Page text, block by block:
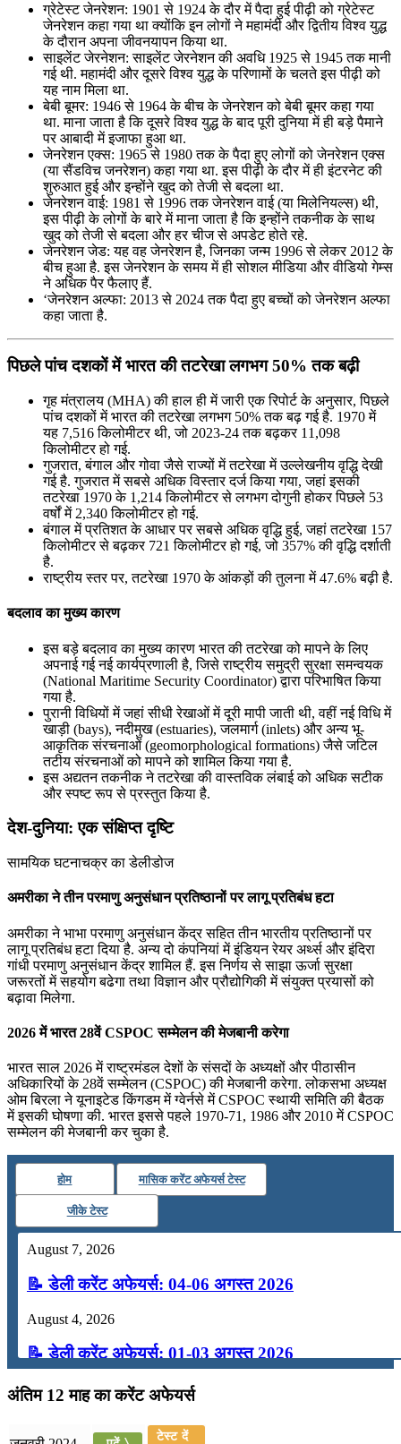
ग्रेटेस्ट जेनरेशन: 1901 से 1924 के दौर में पैदा हुई पीढ़ी को ग्रेटेस्ट
जेनरेशन कहा गया था क्योंकि इन लोगों ने महामंदी और द्वितीय विश्व युद्ध
के दौरान अपना जीवनयापन किया था.
साइलेंट जेरनेशन: साइलेंट जेरनेशन की अवधि 1925 से 1945 तक मानी
गई थी. महामंदी और दूसरे विश्व युद्ध के परिणामों के चलते इस पीढ़ी को
यह नाम मिला था.
बेबी बूमर: 1946 से 1964 के बीच के जेनरेशन को बेबी बूमर कहा गया
था. माना जाता है कि दूसरे विश्व युद्ध के बाद पूरी दुनिया में ही बड़े पैमाने
पर आबादी में इजाफा हुआ था.
जेनरेशन एक्स: 1965 से 1980 तक के पैदा हुए लोगों को जेनरेशन एक्स
(या सैंडविच जनरेशन) कहा गया था. इस पीढ़ी के दौर में ही इंटरनेट की
शुरुआत हुई और इन्होंने खुद को तेजी से बदला था.
जेनरेशन वाई: 1981 से 1996 तक जेनरेशन वाई (या मिलेनियल्स) थी,
इस पीढ़ी के लोगों के बारे में माना जाता है कि इन्होंने तकनीक के साथ
खुद को तेजी से बदला और हर चीज से अपडेट होते रहे.
जेनरेशन जेड: यह वह जेनरेशन है, जिनका जन्म 1996 से लेकर 2012 के
बीच हुआ है. इस जेनरेशन के समय में ही सोशल मीडिया और वीडियो गेम्स
ने अधिक पैर फैलाए हैं.
‘जेनरेशन अल्फा: 2013 से 2024 तक पैदा हुए बच्चों को जेनरेशन अल्फा
कहा जाता है.
पिछले पांच दशकों में भारत की तटरेखा लगभग 50% तक बढ़ी
गृह मंत्रालय (MHA) की हाल ही में जारी एक रिपोर्ट के अनुसार, पिछले
पांच दशकों में भारत की तटरेखा लगभग 50% तक बढ़ गई है. 1970 में
यह 7,516 किलोमीटर थी, जो 2023-24 तक बढ़कर 11,098
किलोमीटर हो गई.
गुजरात, बंगाल और गोवा जैसे राज्यों में तटरेखा में उल्लेखनीय वृद्धि देखी
गई है. गुजरात में सबसे अधिक विस्तार दर्ज किया गया, जहां इसकी
तटरेखा 1970 के 1,214 किलोमीटर से लगभग दोगुनी होकर पिछले 53
वर्षों में 2,340 किलोमीटर हो गई.
बंगाल में प्रतिशत के आधार पर सबसे अधिक वृद्धि हुई, जहां तटरेखा 157
किलोमीटर से बढ़कर 721 किलोमीटर हो गई, जो 357% की वृद्धि दर्शाती
है.
राष्ट्रीय स्तर पर, तटरेखा 1970 के आंकड़ों की तुलना में 47.6% बढ़ी है.
बदलाव का मुख्य कारण
इस बड़े बदलाव का मुख्य कारण भारत की तटरेखा को मापने के लिए
अपनाई गई नई कार्यप्रणाली है, जिसे राष्ट्रीय समुद्री सुरक्षा समन्वयक
(National Maritime Security Coordinator) द्वारा परिभाषित किया
गया है.
पुरानी विधियों में जहां सीधी रेखाओं में दूरी मापी जाती थी, वहीं नई विधि में
खाड़ी (bays), नदीमुख (estuaries), जलमार्ग (inlets) और अन्य भू-
आकृतिक संरचनाओं (geomorphological formations) जैसे जटिल
तटीय संरचनाओं को मापने को शामिल किया गया है.
इस अद्यतन तकनीक ने तटरेखा की वास्तविक लंबाई को अधिक सटीक
और स्पष्ट रूप से प्रस्तुत किया है.
देश-दुनिया: एक संक्षिप्त दृष्टि
सामयिक घटनाचक्र का डेलीडोज
अमरीका ने तीन परमाणु अनुसंधान प्रतिष्‍ठानों पर लागू प्रतिबंध हटा
अमरीका ने भाभा परमाणु अनुसंधान केंद्र सहित तीन भारतीय प्रतिष्‍ठानों पर
लागू प्रतिबंध हटा दिया है. अन्‍य दो कंपनियां में इंडियन रेयर अर्थ्स और इंदिरा
गांधी परमाणु अनुसंधान केंद्र शामिल हैं. इस निर्णय से साझा ऊर्जा सुरक्षा
जरूरतों में सहयोग बढेगा तथा विज्ञान और प्रौद्योगिकी में संयुक्त प्रयासों को
बढ़ावा मिलेगा.
2026 में भारत 28वें CSPOC सम्मेलन की मेजबानी करेगा
भारत साल 2026 में राष्ट्रमंडल देशों के संसदों के अध्यक्षों और पीठासीन
अधिकारियों के 28वें सम्मेलन (CSPOC) की मेजबानी करेगा. लोकसभा अध्यक्ष
ओम बिरला ने यूनाइटेड किंगडम में ग्वेर्नसे में CSPOC स्थायी समिति की बैठक
में इसकी घोषणा की. भारत इससे पहले 1970-71, 1986 और 2010 में CSPOC
सम्मेलन की मेजबानी कर चुका है.
होम मासिक करेंट अफेयर्स टेस्ट
जीके टेस्ट
August 7, 2026
📝 डेली करेंट अफेयर्स: 04-06 अगस्त 2026
August 4, 2026
📝 डेली करेंट अफेयर्स: 01-03 अगस्त 2026
July 31, 2026
📝 डेली करेंट अफेयर्स: 28-31 जुलाई 2026
अंतिम 12 माह का करेंट अफेयर्स
टेस्ट दें